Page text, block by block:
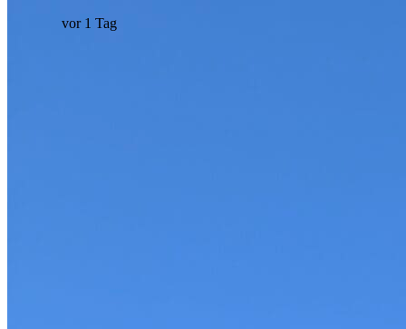
vor 1 Tag